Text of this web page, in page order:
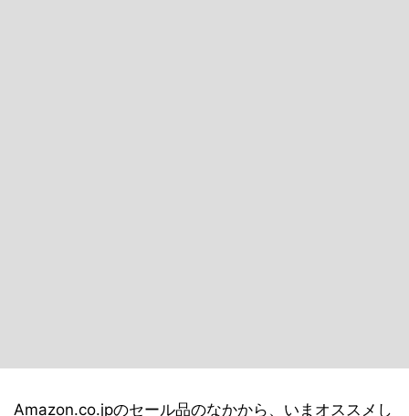
Amazon.co.jpのセール品のなかから、いまオススメし